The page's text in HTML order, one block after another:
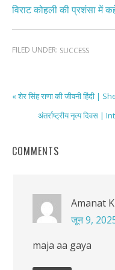
विराट कोहली की प्रशंसा में
FILED UNDER: SUCCESS
« शेर सिंह राणा की जीवनी हिंदी
अंतर्राष्ट्रीय नृत्य
COMMENTS
Amanat
जून 9,
maja aa gaya